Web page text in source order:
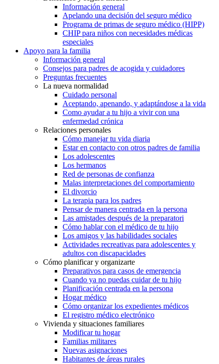
Información general
Apelando una decisión del seguro médico
Programa de primas de seguro médico (HIPP)
CHIP para niños con necesidades médicas
especiales
Apoyo para la familia
Información general
Consejos para padres de acogida y cuidadores
Preguntas frecuentes
La nueva normalidad
Cuidado personal
Aceptando, apenando, y adaptándose a la vida
Como ayudar a tu hijo a vivir con una
enfermedad crónica
Relaciones personales
Cómo manejar tu vida diaria
Estar en contacto con otros padres de familia
Los adolescentes
Los hermanos
Red de personas de confianza
Malas interpretaciones del comportamiento
El divorcio
La terapia para los padres
Pensar de manera centrada en la persona
Las amistades después de la preparatori
Cómo hablar con el médico de tu hijo
Los amigos y las habilidades sociales
Actividades recreativas para adolescentes y
adultos con discapacidades
Cómo planificar y organizarte
Preparativos para casos de emergencia
Cuando ya no puedas cuidar de tu hijo
Planificación centrada en la persona
Hogar médico
Cómo organizar los expedientes médicos
El registro médico electrónico
Vivienda y situaciones familiares
Modificar tu hogar
Familias militares
Nuevas asignaciones
Habitantes de áreas rurales